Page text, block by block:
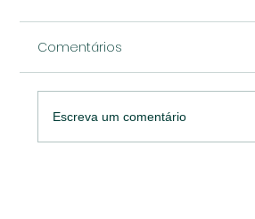
Comentários
Escreva um comentário